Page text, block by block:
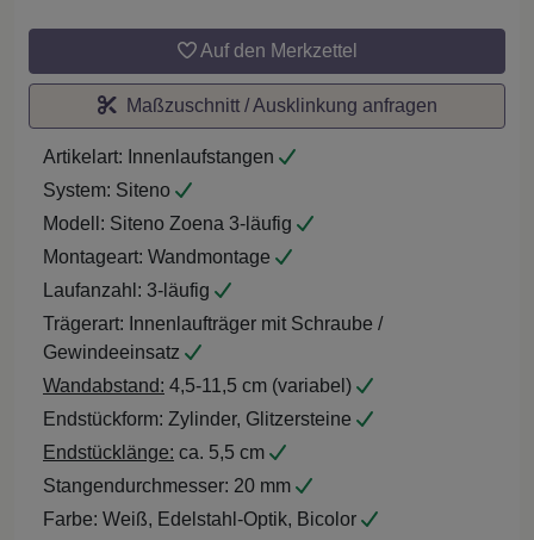
Auf den Merkzettel
Maßzuschnitt / Ausklinkung anfragen
Artikelart: Innenlaufstangen
System: Siteno
Modell: Siteno Zoena 3-läufig
Montageart: Wandmontage
Laufanzahl: 3-läufig
Trägerart: Innenlaufträger mit Schraube /
Gewindeeinsatz
Wandabstand: 4,5-11,5 cm (variabel)
Endstückform: Zylinder, Glitzersteine
Endstücklänge: ca. 5,5 cm
Stangendurchmesser: 20 mm
Farbe: Weiß, Edelstahl-Optik, Bicolor